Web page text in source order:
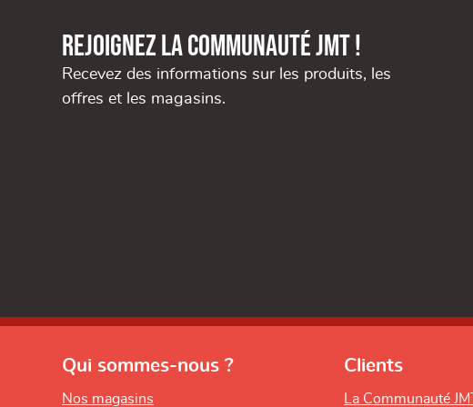
Rejoignez la communauté JMT !
Recevez des informations sur les produits, les
offres et les magasins.
Qui sommes-nous ?
Nos magasins
Clients
La Communauté JMT